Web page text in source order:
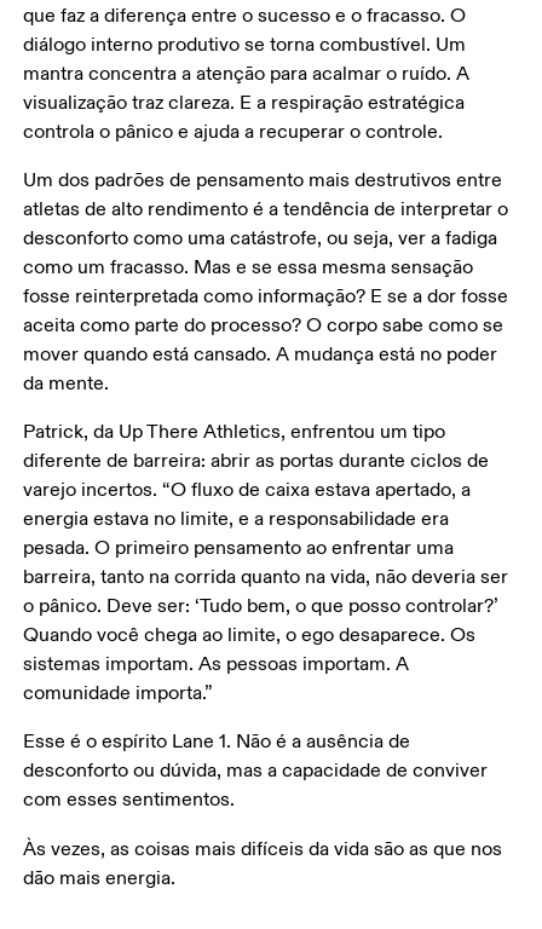
que faz a diferença entre o sucesso e o fracasso. O
diálogo interno produtivo se torna combustível. Um
mantra concentra a atenção para acalmar o ruído. A
visualização traz clareza. E a respiração estratégica
controla o pânico e ajuda a recuperar o controle.
Um dos padrões de pensamento mais destrutivos entre
atletas de alto rendimento é a tendência de interpretar o
desconforto como uma catástrofe, ou seja, ver a fadiga
como um fracasso. Mas e se essa mesma sensação
fosse reinterpretada como informação? E se a dor fosse
aceita como parte do processo? O corpo sabe como se
mover quando está cansado. A mudança está no poder
da mente.
Patrick, da Up There Athletics, enfrentou um tipo
diferente de barreira: abrir as portas durante ciclos de
varejo incertos. “O fluxo de caixa estava apertado, a
energia estava no limite, e a responsabilidade era
pesada. O primeiro pensamento ao enfrentar uma
barreira, tanto na corrida quanto na vida, não deveria ser
o pânico. Deve ser: ‘Tudo bem, o que posso controlar?’
Quando você chega ao limite, o ego desaparece. Os
sistemas importam. As pessoas importam. A
comunidade importa.”
Esse é o espírito Lane 1. Não é a ausência de
desconforto ou dúvida, mas a capacidade de conviver
com esses sentimentos.
Às vezes, as coisas mais difíceis da vida são as que nos
dão mais energia.